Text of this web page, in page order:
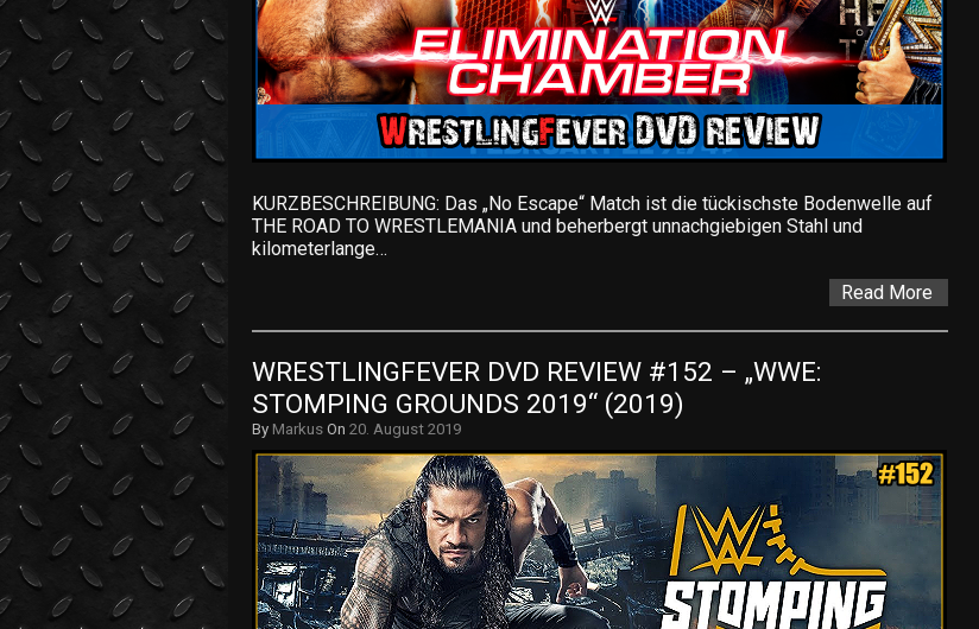
KURZBESCHREIBUNG: Das „No Escape“ Match ist die tückischste Bodenwelle auf
THE ROAD TO WRESTLEMANIA und beherbergt unnachgiebigen Stahl und
kilometerlange…
Read More
WRESTLINGFEVER DVD REVIEW #152 – „WWE:
STOMPING GROUNDS 2019“ (2019)
By Markus On 20. August 2019